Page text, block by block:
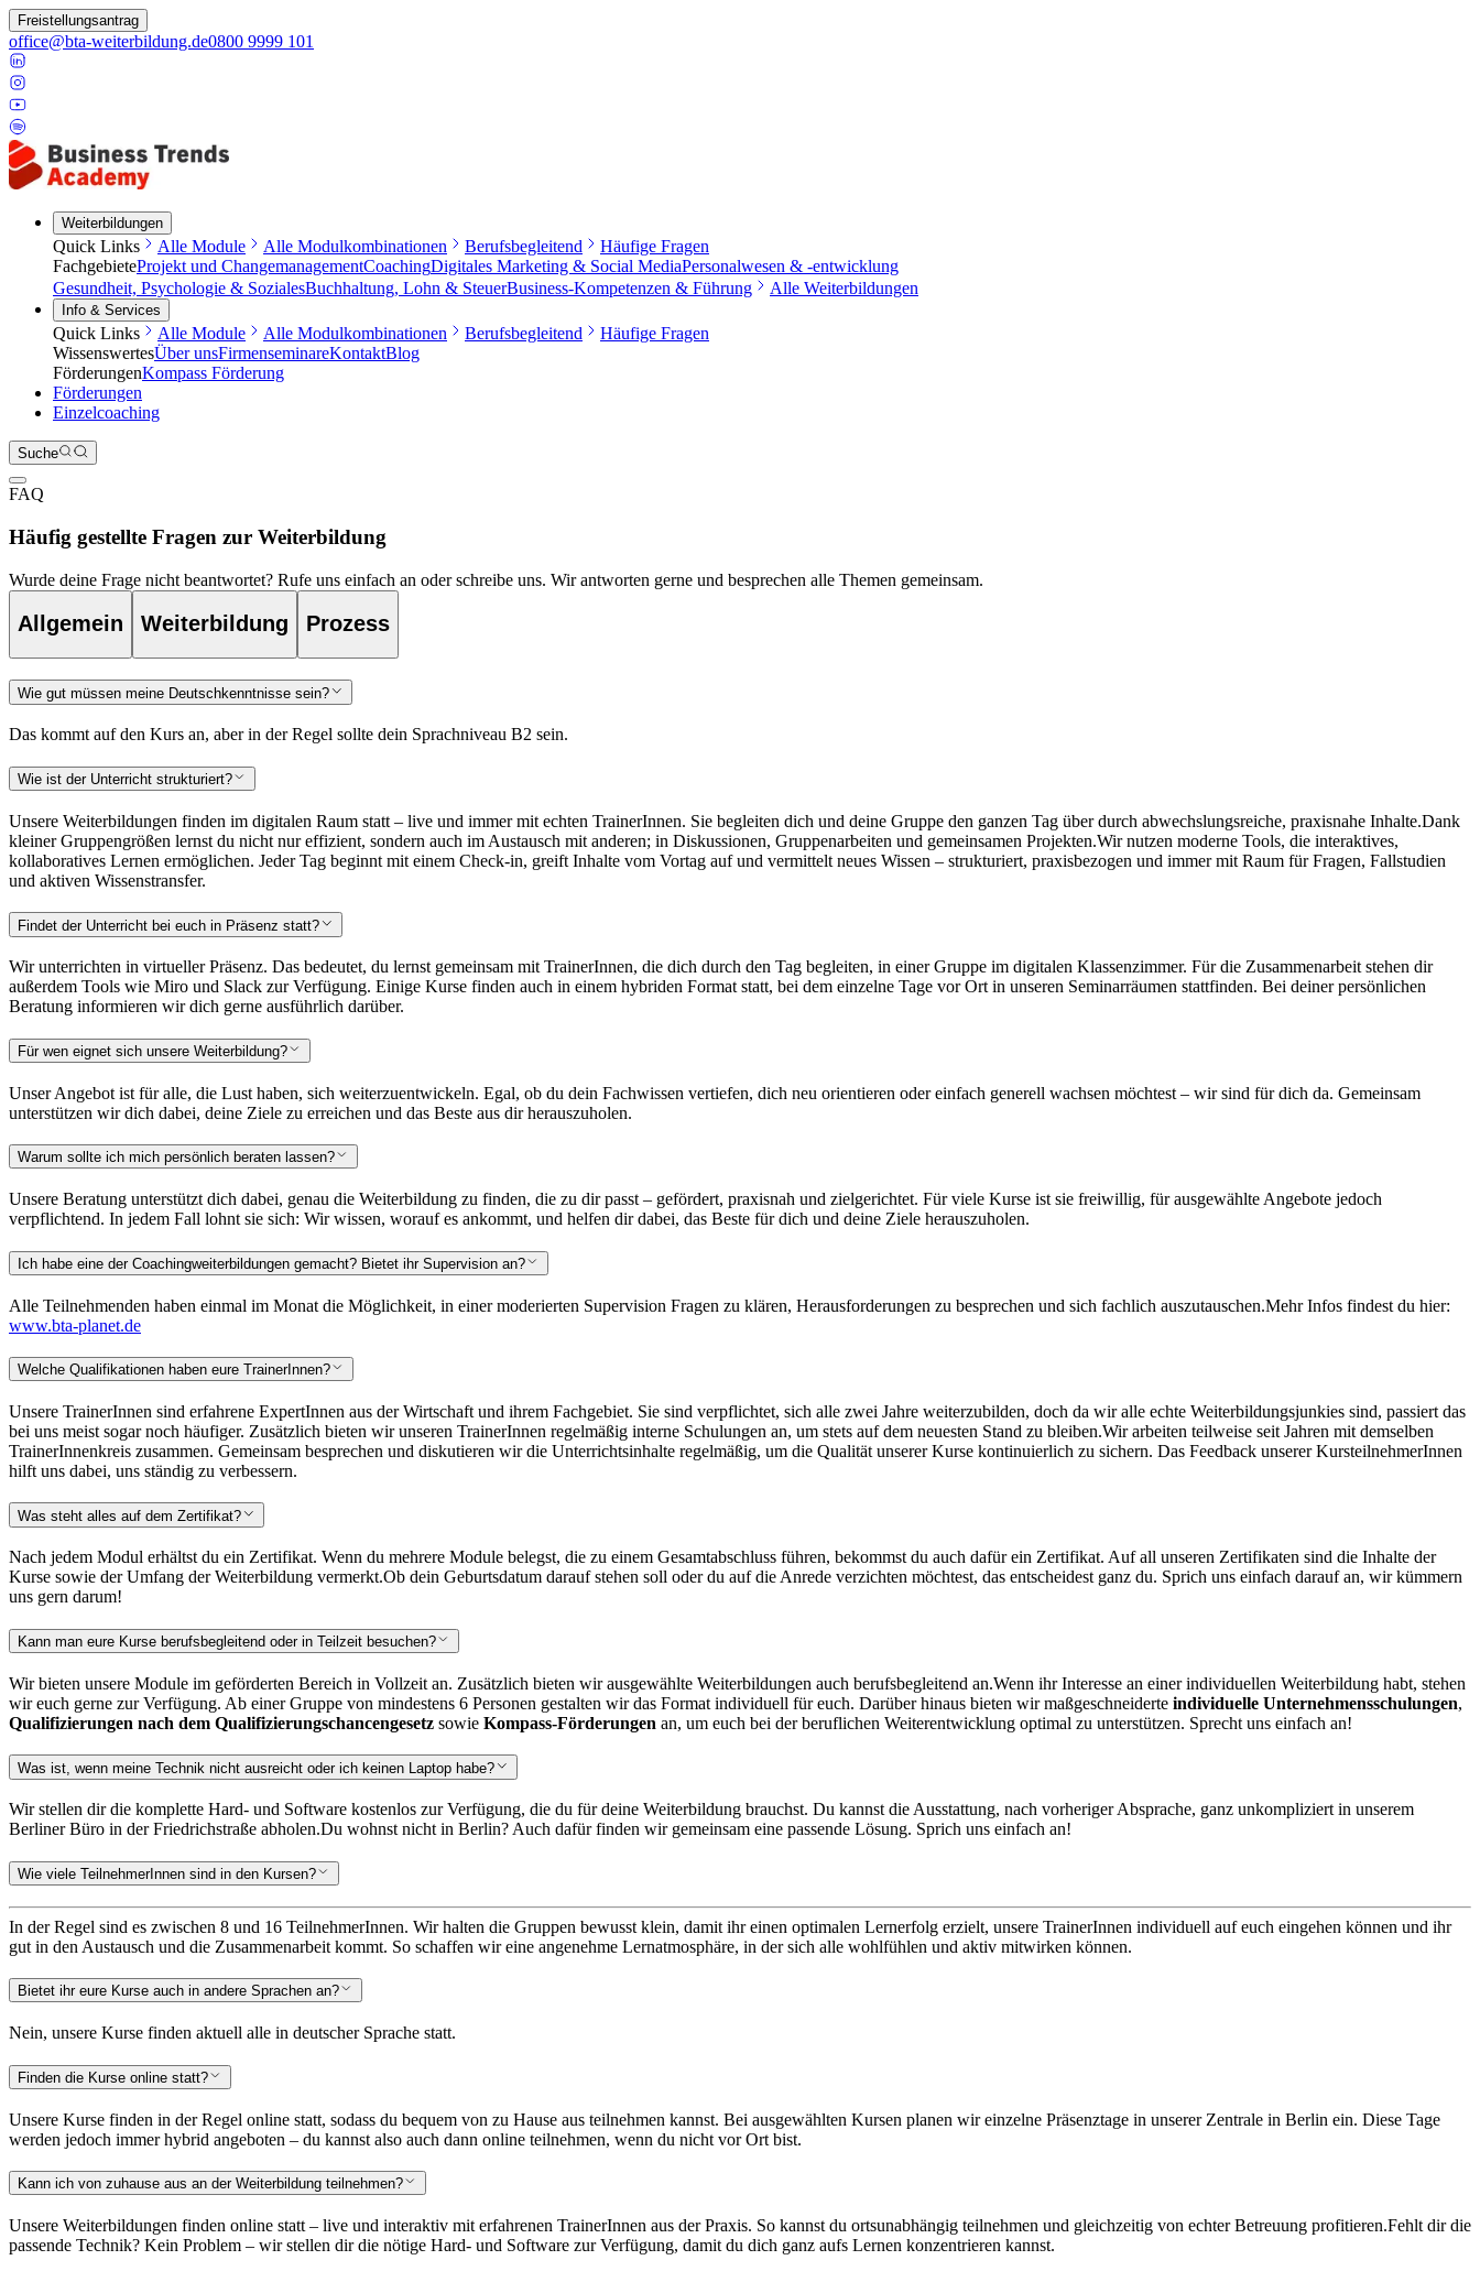
Freistellungsantrag
office@bta-weiterbildung.de0800 9999 101
Weiterbildungen
Quick Links Alle Module Alle Modulkombinationen Berufsbegleitend
Häufige Fragen
FachgebieteProjekt und ChangemanagementCoachingDigitales Marketing & Social MediaPersonalwesen & -entwicklung
Gesundheit, Psychologie & SozialesBuchhaltung, Lohn & SteuerBusiness-Kompetenzen & Führung Alle Weiterbildungen
Info & Services
Quick Links Alle Module Alle Modulkombinationen Berufsbegleitend
Häufige Fragen
WissenswertesÜber unsFirmenseminareKontaktBlog
FörderungenKompass Förderung
Förderungen
Einzelcoaching
Suche
FAQ
Häufig gestellte Fragen zur Weiterbildung
Wurde deine Frage nicht beantwortet? Rufe uns einfach an oder schreibe uns. Wir antworten gerne und besprechen alle Themen gemeinsam.
Allgemein Weiterbildung Prozess
Wie gut müssen meine Deutschkenntnisse sein?
Das kommt auf den Kurs an, aber in der Regel sollte dein Sprachniveau B2 sein.
Wie ist der Unterricht strukturiert?
Unsere Weiterbildungen finden im digitalen Raum statt – live und immer mit echten TrainerInnen. Sie begleiten dich und deine Gruppe den ganzen Tag über durch abwechslungsreiche, praxisnahe Inhalte.Dank
kleiner Gruppengrößen lernst du nicht nur effizient, sondern auch im Austausch mit anderen; in Diskussionen, Gruppenarbeiten und gemeinsamen Projekten.Wir nutzen moderne Tools, die interaktives,
kollaboratives Lernen ermöglichen. Jeder Tag beginnt mit einem Check-in, greift Inhalte vom Vortag auf und vermittelt neues Wissen – strukturiert, praxisbezogen und immer mit Raum für Fragen, Fallstudien
und aktiven Wissenstransfer.
Findet der Unterricht bei euch in Präsenz statt?
Wir unterrichten in virtueller Präsenz. Das bedeutet, du lernst gemeinsam mit TrainerInnen, die dich durch den Tag begleiten, in einer Gruppe im digitalen Klassenzimmer. Für die Zusammenarbeit stehen dir
außerdem Tools wie Miro und Slack zur Verfügung. Einige Kurse finden auch in einem hybriden Format statt, bei dem einzelne Tage vor Ort in unseren Seminarräumen stattfinden. Bei deiner persönlichen
Beratung informieren wir dich gerne ausführlich darüber.
Für wen eignet sich unsere Weiterbildung?
Unser Angebot ist für alle, die Lust haben, sich weiterzuentwickeln. Egal, ob du dein Fachwissen vertiefen, dich neu orientieren oder einfach generell wachsen möchtest – wir sind für dich da. Gemeinsam
unterstützen wir dich dabei, deine Ziele zu erreichen und das Beste aus dir herauszuholen.
Warum sollte ich mich persönlich beraten lassen?
Unsere Beratung unterstützt dich dabei, genau die Weiterbildung zu finden, die zu dir passt – gefördert, praxisnah und zielgerichtet. Für viele Kurse ist sie freiwillig, für ausgewählte Angebote jedoch
verpflichtend. In jedem Fall lohnt sie sich: Wir wissen, worauf es ankommt, und helfen dir dabei, das Beste für dich und deine Ziele herauszuholen.
Ich habe eine der Coachingweiterbildungen gemacht? Bietet ihr Supervision an?
Alle Teilnehmenden haben einmal im Monat die Möglichkeit, in einer moderierten Supervision Fragen zu klären, Herausforderungen zu besprechen und sich fachlich auszutauschen.Mehr Infos findest du hier:
www.bta-planet.de
Welche Qualifikationen haben eure TrainerInnen?
Unsere TrainerInnen sind erfahrene ExpertInnen aus der Wirtschaft und ihrem Fachgebiet. Sie sind verpflichtet, sich alle zwei Jahre weiterzubilden, doch da wir alle echte Weiterbildungsjunkies sind, passiert das
bei uns meist sogar noch häufiger. Zusätzlich bieten wir unseren TrainerInnen regelmäßig interne Schulungen an, um stets auf dem neuesten Stand zu bleiben.Wir arbeiten teilweise seit Jahren mit demselben
TrainerInnenkreis zusammen. Gemeinsam besprechen und diskutieren wir die Unterrichtsinhalte regelmäßig, um die Qualität unserer Kurse kontinuierlich zu sichern. Das Feedback unserer KursteilnehmerInnen
hilft uns dabei, uns ständig zu verbessern.
Was steht alles auf dem Zertifikat?
Nach jedem Modul erhältst du ein Zertifikat. Wenn du mehrere Module belegst, die zu einem Gesamtabschluss führen, bekommst du auch dafür ein Zertifikat. Auf all unseren Zertifikaten sind die Inhalte der
Kurse sowie der Umfang der Weiterbildung vermerkt.Ob dein Geburtsdatum darauf stehen soll oder du auf die Anrede verzichten möchtest, das entscheidest ganz du. Sprich uns einfach darauf an, wir kümmern
uns gern darum!
Kann man eure Kurse berufsbegleitend oder in Teilzeit besuchen?
Wir bieten unsere Module im geförderten Bereich in Vollzeit an. Zusätzlich bieten wir ausgewählte Weiterbildungen auch berufsbegleitend an.Wenn ihr Interesse an einer individuellen Weiterbildung habt, stehen
wir euch gerne zur Verfügung. Ab einer Gruppe von mindestens 6 Personen gestalten wir das Format individuell für euch. Darüber hinaus bieten wir maßgeschneiderte individuelle Unternehmensschulungen,
Qualifizierungen nach dem Qualifizierungschancengesetz sowie Kompass-Förderungen an, um euch bei der beruflichen Weiterentwicklung optimal zu unterstützen. Sprecht uns einfach an!
Was ist, wenn meine Technik nicht ausreicht oder ich keinen Laptop habe?
Wir stellen dir die komplette Hard- und Software kostenlos zur Verfügung, die du für deine Weiterbildung brauchst. Du kannst die Ausstattung, nach vorheriger Absprache, ganz unkompliziert in unserem
Berliner Büro in der Friedrichstraße abholen.Du wohnst nicht in Berlin? Auch dafür finden wir gemeinsam eine passende Lösung. Sprich uns einfach an!
Wie viele TeilnehmerInnen sind in den Kursen?
In der Regel sind es zwischen 8 und 16 TeilnehmerInnen. Wir halten die Gruppen bewusst klein, damit ihr einen optimalen Lernerfolg erzielt, unsere TrainerInnen individuell auf euch eingehen können und ihr
gut in den Austausch und die Zusammenarbeit kommt. So schaffen wir eine angenehme Lernatmosphäre, in der sich alle wohlfühlen und aktiv mitwirken können.
Bietet ihr eure Kurse auch in andere Sprachen an?
Nein, unsere Kurse finden aktuell alle in deutscher Sprache statt.
Finden die Kurse online statt?
Unsere Kurse finden in der Regel online statt, sodass du bequem von zu Hause aus teilnehmen kannst. Bei ausgewählten Kursen planen wir einzelne Präsenztage in unserer Zentrale in Berlin ein. Diese Tage
werden jedoch immer hybrid angeboten – du kannst also auch dann online teilnehmen, wenn du nicht vor Ort bist.
Kann ich von zuhause aus an der Weiterbildung teilnehmen?
Unsere Weiterbildungen finden online statt – live und interaktiv mit erfahrenen TrainerInnen aus der Praxis. So kannst du ortsunabhängig teilnehmen und gleichzeitig von echter Betreuung profitieren.Fehlt dir die
passende Technik? Kein Problem – wir stellen dir die nötige Hard- und Software zur Verfügung, damit du dich ganz aufs Lernen konzentrieren kannst.